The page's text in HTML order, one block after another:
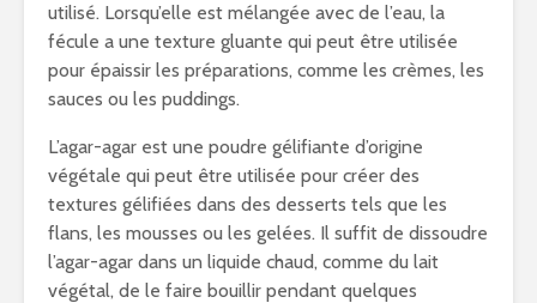
utilisé. Lorsqu’elle est mélangée avec de l’eau, la
fécule a une texture gluante qui peut être utilisée
pour épaissir les préparations, comme les crèmes, les
sauces ou les puddings.
L’agar-agar est une poudre gélifiante d’origine
végétale qui peut être utilisée pour créer des
textures gélifiées dans des desserts tels que les
flans, les mousses ou les gelées. Il suffit de dissoudre
l’agar-agar dans un liquide chaud, comme du lait
végétal, de le faire bouillir pendant quelques